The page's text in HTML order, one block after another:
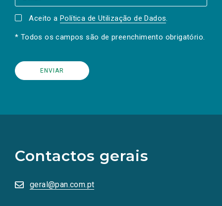
Aceito a Política de Utilização de Dados.
* Todos os campos são de preenchimento obrigatório.
Contactos gerais
geral@pan.com.pt
redes
sociais
numa
nova